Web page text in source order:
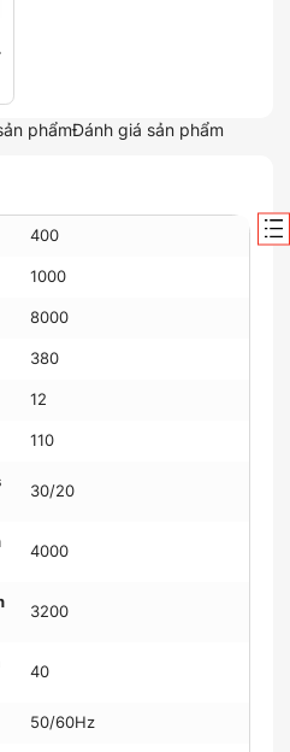
phẩmĐánh giá sản phẩm
400
1000
8000
380
12
110
30/20
4000
3200
40
50/60Hz